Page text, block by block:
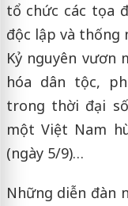
tổ chức các tọa
độc lập và thống
Kỷ nguyên vươn
hóa dân tộc,
trong thời đại
một Việt Nam
(ngày 5/9)…
Những diễn đàn